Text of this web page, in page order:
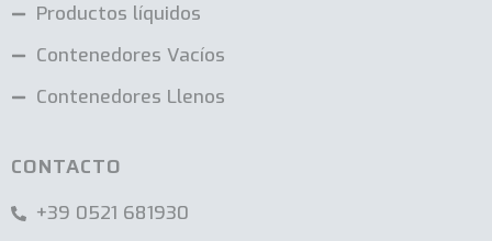
Productos líquidos
Contenedores Vacíos
Contenedores Llenos
CONTACTO
+39 0521 681930